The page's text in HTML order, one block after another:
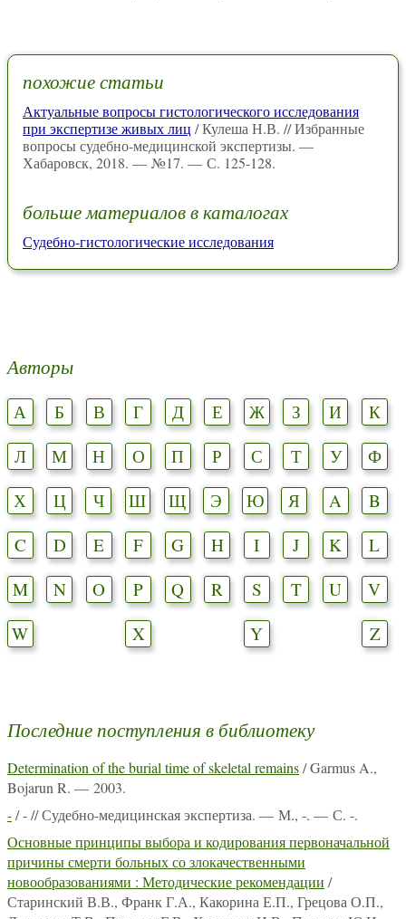
похожие статьи
Актуальные вопросы гистологического исследования
при экспертизе живых лиц / Кулеша Н.В. // Избранные
вопросы судебно-медицинской экспертизы. —
Хабаровск, 2018. — №17. — С. 125-128.
больше материалов в каталогах
Судебно-гистологические исследования
Авторы
А Б В Г Д Е Ж З И
К
Л
М Н О П Р С Т У
Ф
Х
Ц Ч Ш Щ Э Ю Я A
B
C
D E F G H I J K
L
M
N O P Q R S T U
V
W
X Y Z
Последние поступления в библиотеку
Determination of the burial time of skeletal remains/ Garmus A.,
Bojarun R. — 2003.
-/ - // Судебно-медицинская экспертиза. — М., -. — С. -.
Основные принципы выбора и кодирования первоначальной
причины смерти больных со злокачественными
новообразованиями : Методические рекомендации /
Старинский В.В., Франк Г.А., Какорина Е.П., Грецова О.П.,